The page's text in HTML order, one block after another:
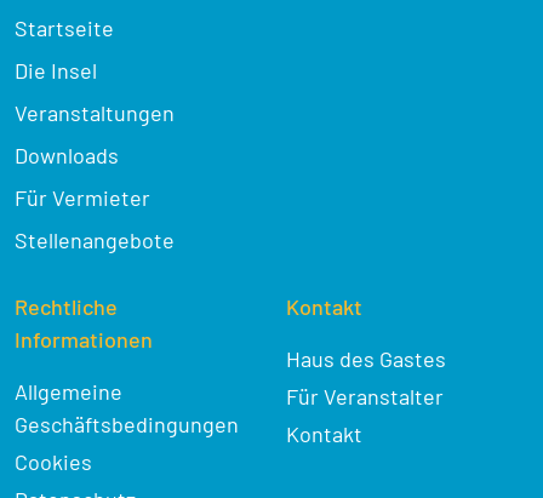
Startseite
Die Insel
Veranstaltungen
Downloads
Für Vermieter
Stellenangebote
Rechtliche
Informationen
Allgemeine
Geschäftsbedingungen
Cookies
Kontakt
Haus des Gastes
Für Veranstalter
Kontakt